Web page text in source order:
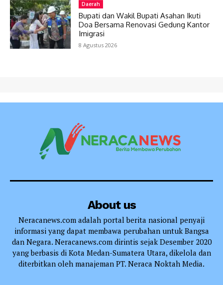
Daerah
Bupati dan Wakil Bupati Asahan Ikuti
Doa Bersama Renovasi Gedung Kantor
Imigrasi
8 Agustus 2026
About us
Neracanews.com adalah portal berita nasional penyaji
informasi yang dapat membawa perubahan untuk Bangsa
dan Negara. Neracanews.com dirintis sejak Desember 2020
yang berbasis di Kota Medan-Sumatera Utara, dikelola dan
diterbitkan oleh manajeman PT. Neraca Noktah Media.